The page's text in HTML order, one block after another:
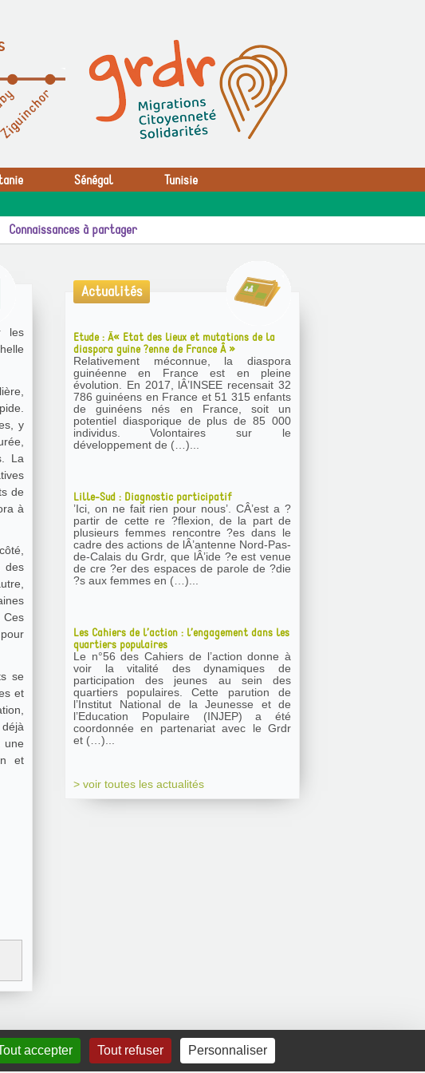
accepter Tout refuser Personnaliser
Sénégal Tunisie
Connaissances à partager
les
y
La
de
à
des
Ces
se
et
une
et
Actualités
Etude : Â« Etat des lieux et mutations de la
diaspora guine ?enne de France Â »
Relativement méconnue, la diaspora
guinéenne en France est en pleine
évolution. En 2017, lÂ’INSEE recensait 32
786 guinéens en France et 51 315 enfants
de guinéens nés en France, soit un
potentiel diasporique de plus de 85 000
individus. Volontaires sur le
développement de (…)...
Lille-Sud : Diagnostic participatif
’Ici, on ne fait rien pour nous’. CÂ’est a ?
partir de cette re ?flexion, de la part de
plusieurs femmes rencontre ?es dans le
cadre des actions de lÂ’antenne Nord-Pas-
de-Calais du Grdr, que lÂ’ide ?e est venue
de cre ?er des espaces de parole de ?die
?s aux femmes en (…)...
Les Cahiers de l’action : l’engagement dans les
quartiers populaires
Le n°56 des Cahiers de l’action donne à
voir la vitalité des dynamiques de
participation des jeunes au sein des
quartiers populaires. Cette parution de
l’Institut National de la Jeunesse et de
l’Education Populaire (INJEP) a été
coordonnée en partenariat avec le Grdr
et (…)...
> voir toutes les actualités
|Plan du site|Mentions légales|Contact